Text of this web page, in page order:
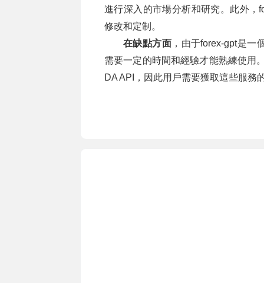
進行深入的市場分析和研究。此外，
修改和定制。
在缺點方面 ，由于forex-gpt是
需要一定的時間和經驗才能熟練使用
DA API，因此用戶需要獲取這些服務